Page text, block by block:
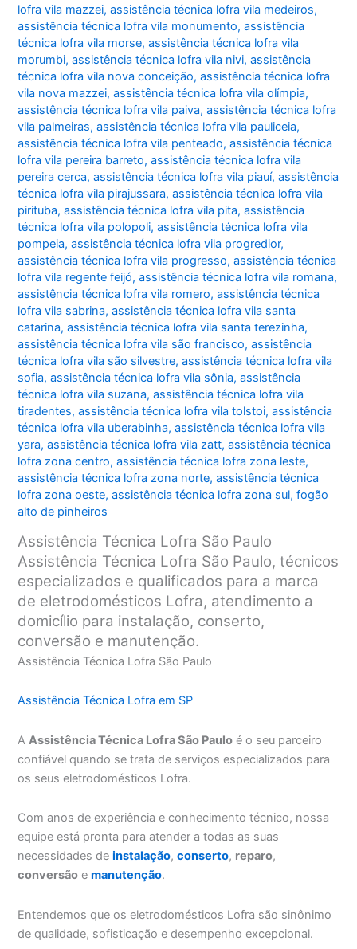
lofra vila mazzei,assistência técnica lofra vila medeiros,
assistência técnica lofra vila monumento,assistência
técnica lofra vila morse,assistência técnica lofra vila
morumbi,assistência técnica lofra vila nivi,assistência
técnica lofra vila nova conceição,assistência técnica lofra
vila nova mazzei,assistência técnica lofra vila olímpia,
assistência técnica lofra vila paiva,assistência técnica lofra
vila palmeiras,assistência técnica lofra vila pauliceia,
assistência técnica lofra vila penteado,assistência técnica
lofra vila pereira barreto,assistência técnica lofra vila
pereira cerca,assistência técnica lofra vila piauí,assistência
técnica lofra vila pirajussara,assistência técnica lofra vila
pirituba,assistência técnica lofra vila pita,assistência
técnica lofra vila polopoli,assistência técnica lofra vila
pompeia,assistência técnica lofra vila progredior,
assistência técnica lofra vila progresso,assistência técnica
lofra vila regente feijó,assistência técnica lofra vila romana,
assistência técnica lofra vila romero,assistência técnica
lofra vila sabrina,assistência técnica lofra vila santa
catarina,assistência técnica lofra vila santa terezinha,
assistência técnica lofra vila são francisco,assistência
técnica lofra vila são silvestre,assistência técnica lofra vila
sofia,assistência técnica lofra vila sônia,assistência
técnica lofra vila suzana,assistência técnica lofra vila
tiradentes,assistência técnica lofra vila tolstoi,assistência
técnica lofra vila uberabinha,assistência técnica lofra vila
yara,assistência técnica lofra vila zatt,assistência técnica
lofra zona centro,assistência técnica lofra zona leste,
assistência técnica lofra zona norte,assistência técnica
lofra zona oeste,assistência técnica lofra zona sul,fogão
alto de pinheiros
Assistência Técnica Lofra São Paulo
Assistência Técnica Lofra São Paulo, técnicos
especializados e qualificados para a marca
de eletrodomésticos Lofra, atendimento a
domicílio para instalação, conserto,
conversão e manutenção.
Assistência Técnica Lofra São Paulo
Assistência Técnica Lofra em SP
AAssistência Técnica Lofra São Paulo é o seu parceiro
confiável quando se trata de serviços especializados para
os seus eletrodomésticos Lofra.
Com anos de experiência e conhecimento técnico, nossa
equipe está pronta para atender a todas as suas
necessidades deinstalação,conserto, reparo,
conversão emanutenção.
Entendemos que os eletrodomésticos Lofra são sinônimo
de qualidade, sofisticação e desempenho excepcional.